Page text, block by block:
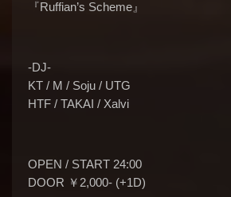
『Ruffian’s Scheme』
-DJ-
KT / M / Soju / UTG
HTF / TAKAI / Xalvi
OPEN / START 24:00
DOOR ￥2,000- (+1D)